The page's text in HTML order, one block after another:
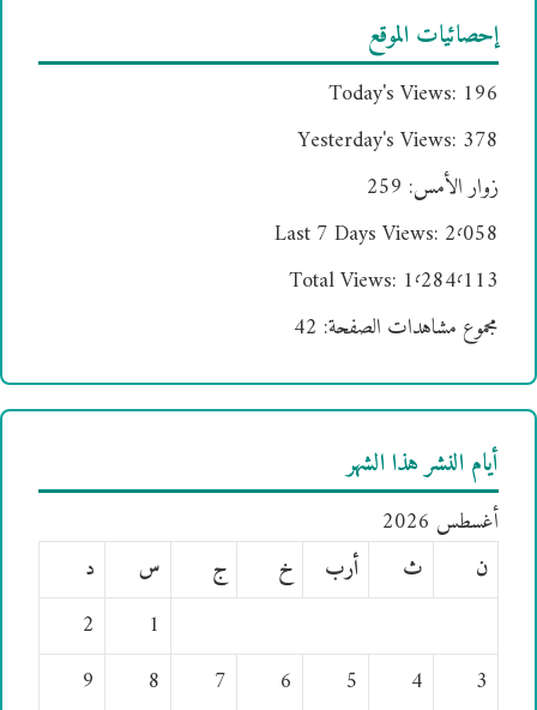
إحصائيات الموقع
Today's Views: 196
Yesterday's Views: 378
زوار الأمس: 259
Last 7 Days Views: 2٬058
Total Views: 1٬284٬113
مجموع مشاهدات الصفحة: 42
أيام النشر هذا الشهر
أغسطس 2026
ن
ث أرب خ ج س
د
1
2
3
4
5
6
7
8
9